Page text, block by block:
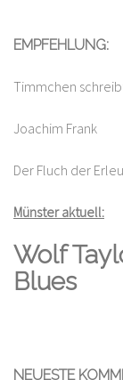
EMPFEHLUNG:
Timmchen
Joachim Frank
Der Fluch der
Münster aktuell:
Wolf
Blues
NEUESTE